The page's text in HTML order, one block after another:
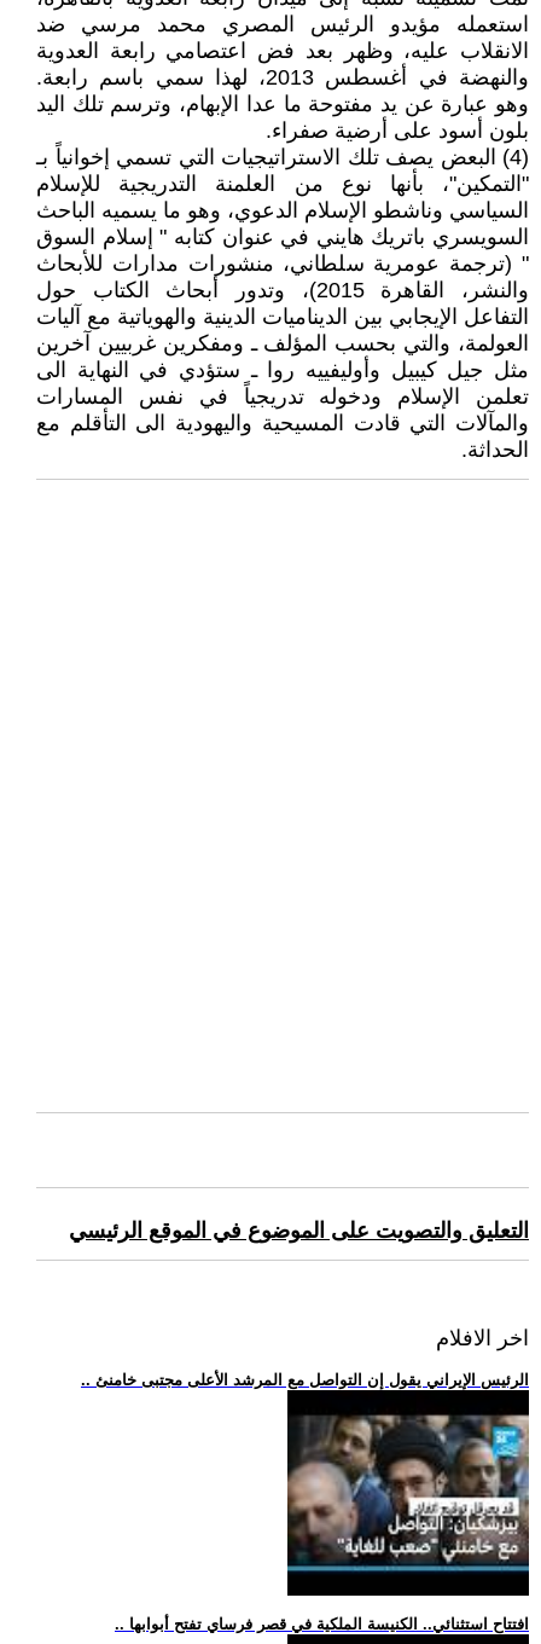
استعمله مؤيدو الرئيس المصري محمد مرسي ضد
الانقلاب عليه، وظهر بعد فض اعتصامي رابعة العدوية
والنهضة في أغسطس 2013، لهذا سمي باسم رابعة.
وهو عبارة عن يد مفتوحة ما عدا الإبهام، وترسم تلك اليد
بلون أسود على أرضية صفراء.
(4) البعض يصف تلك الاستراتيجيات التي تسمي إخوانياً بـ
"التمكين"، بأنها نوع من العلمنة التدريجية للإسلام
السياسي وناشطو الإسلام الدعوي، وهو ما يسميه الباحث
السويسري باتريك هايني في عنوان كتابه " إسلام السوق
" (ترجمة عومرية سلطاني، منشورات مدارات للأبحاث
والنشر، القاهرة 2015)، وتدور أبحاث الكتاب حول
التفاعل الإيجابي بين الديناميات الدينية والهوياتية مع آليات
العولمة، والتي بحسب المؤلف ـ ومفكرين غربيين آخرين
مثل جيل كيبيل وأوليفييه روا ـ ستؤدي في النهاية الى
تعلمن الإسلام ودخوله تدريجياً في نفس المسارات
والمآلات التي قادت المسيحية واليهودية الى التأقلم مع
الحداثة.
التعليق والتصويت على الموضوع في الموقع الرئيسي
اخر الافلام
.. الرئيس الإيراني يقول إن التواصل مع المرشد الأعلى مجتبى خامنئ
.. افتتاح استثنائي.. الكنيسة الملكية في قصر فرساي تفتح أبوابها